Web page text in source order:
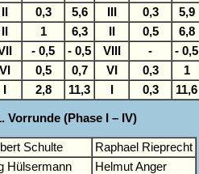
0,3 5,6 0,3 5,9
1 6,3 0,5 6,8
- 0,5 - 0,5 VIII - - 0,5
VI 0,5 0,7 VI 0,3 1
2,8 11,3 0,3 11,6
Vorrunde (Phase I – IV)
Schulte
Raphael Rieprecht
Hülsermann
Helmut Anger